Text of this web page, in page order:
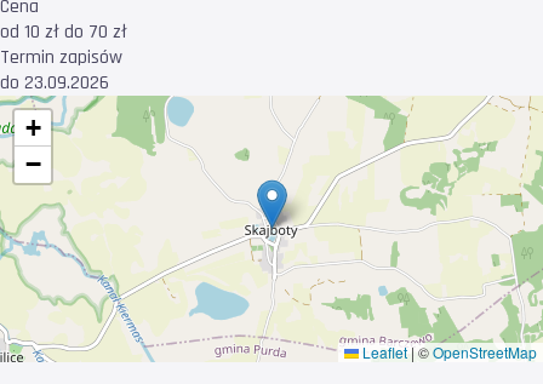
Cena
od 10 zł do 70 zł
Termin zapisów
do 23.09.2026
+
−
Leaflet|©OpenStreetMap